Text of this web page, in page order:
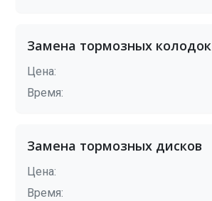
Замена тормозных колодок
Цена:
Время:
Замена тормозных дисков
Цена:
Время: